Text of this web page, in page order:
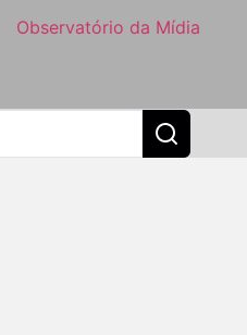
Observatório da Mídia